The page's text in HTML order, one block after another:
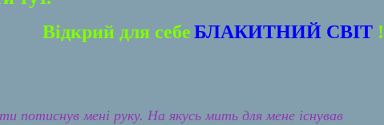
Відкрий для себеБЛАКИТНИЙ СВІТ !
потиснув мені руку. На якусь мить для мене існував